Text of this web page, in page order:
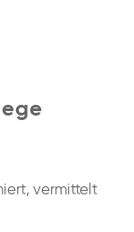
vermittelt